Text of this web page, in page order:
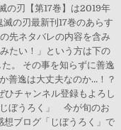
の刃【第17巻】は2019年
の刃最新刊17巻のあらす
先ネタバレの内容を含み
たい！」という方は下の
。 その事を知らずに善逸
善逸は大丈夫なのか…！？
チャンネル登録もよろし
ぼうろく」 今が旬のお
想ブログ「じぼうろく」で